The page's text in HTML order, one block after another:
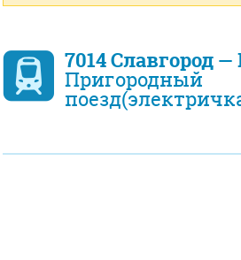
7014 Славгород
Пригородный